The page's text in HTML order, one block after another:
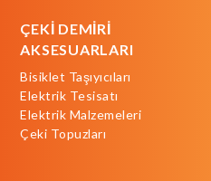
ÇEKİ DEMİRİ
AKSESUARLARI
Bisiklet Taşıyıcıları
Elektrik Tesisatı
Elektrik Malzemeleri
Çeki Topuzları